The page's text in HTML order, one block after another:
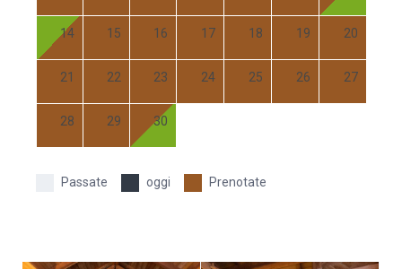
14 15 16 17 18 19 20
21 22 23 24 25 26 27
28 29 30
Passate oggi Prenotate